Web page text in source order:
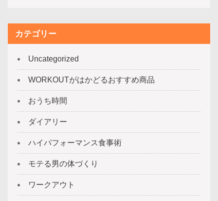
カテゴリー
Uncategorized
WORKOUTがはかどるおすすめ商品
おうち時間
ダイアリー
ハイパフォーマンス食事術
モテる男の体づくり
ワークアウト